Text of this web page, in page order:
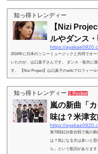
だそうで、刺身には醤油もつけつつマヨネーズ
るの出川さん（出川哲朗）以来だわ！うちの周
知っ得トレンディー
【Nizi
ルやダンス
2019年に日本のソニーミュージックと共同でオ
いたのが、山口真子さんです。 ダンス・歌共に
す。 【Nizi Project】山口真子のwikiプロフィー
べていきましょう。 一体、山口真子とはどんな
dsbygoogle = window.adsbygoogle || ).push({});【
知っ得トレンディー 1 Pocket
嵐の新曲「
味は？米津
第70回紅白歌合戦で嵐の
は？気になる方は多いと
ら」という歌詞がありま